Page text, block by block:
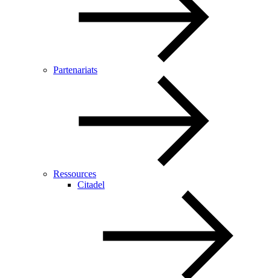
Partenariats
Ressources
Citadel